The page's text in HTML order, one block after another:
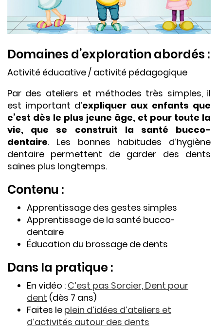
Domaines d’exploration abordés :
Activité éducative / activité pédagogique
Par des ateliers et méthodes très simples, il
est important d’expliquer aux enfants que
c’est dès le plus jeune âge, et pour toute la
vie, que se construit la santé bucco-
dentaire. Les bonnes habitudes d’hygiène
dentaire permettent de garder des dents
saines plus longtemps.
Contenu :
Apprentissage des gestes simples
Apprentissage de la santé bucco-
dentaire
Éducation du brossage de dents
Dans la pratique :
En vidéo : C’est pas Sorcier, Dent pour
dent (dès 7 ans)
Faites le plein d’idées d’ateliers et
d’activités autour des dents